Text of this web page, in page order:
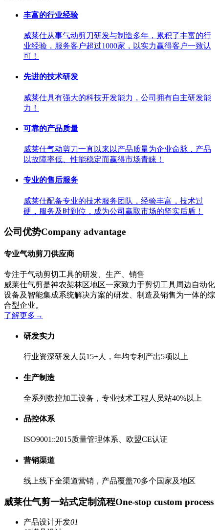
丰富的行业经验
威莱仕从事气动剪刀研发与制造多年，累积了丰富的行
业经验，服务客户超过1000家，以实力赢得客户一致认
可！
先进的技术研发
威莱仕具有强大的科技开发能力，公司拥有自主研发能
力！
可靠的产品质量
威莱仕气动剪刀一直以来以产品质量为企业命脉，产品
以故障率低、性能稳定而赢得市场青睐！
专业的售后服务
威莱仕配备专业的技术服务团队，经验丰富，技术过
硬，服务及时到位，成为公司赢取市场的坚实后盾！
公司优势Company advantage
专业气动剪刀供应商
专注于气动剪切工具的研发、生产、销售
威莱仕气剪是神农架林区地区一家致力于剪切工具周边自动化
设备及智能集成系统解决方案的研发、制造及销售为一体的综
合型企业。
了解更多 →
研发实力
行业资深研发人员15+人，年均专利产出5项以上
生产制造
全系列数控加工设备，专业技术工程人员站40%以上
品控体系
ISO9001::2015质量管理体系、欧盟CE认证
营销渠道
线上线下全渠道营销，产品覆盖70多个国家及地区
威莱仕气剪一站式定制流程One-stop custom process
产品设计开发01